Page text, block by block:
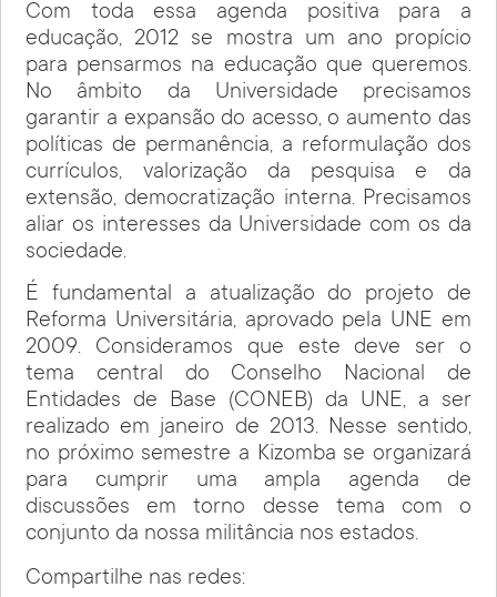
Com toda essa agenda positiva para a
educação, 2012 se mostra um ano propício
para pensarmos na educação que queremos.
No âmbito da Universidade precisamos
garantir a expansão do acesso, o aumento das
políticas de permanência, a reformulação dos
currículos, valorização da pesquisa e da
extensão, democratização interna. Precisamos
aliar os interesses da Universidade com os da
sociedade.
É fundamental a atualização do projeto de
Reforma Universitária, aprovado pela UNE em
2009. Consideramos que este deve ser o
tema central do Conselho Nacional de
Entidades de Base (CONEB) da UNE, a ser
realizado em janeiro de 2013. Nesse sentido,
no próximo semestre a Kizomba se organizará
para cumprir uma ampla agenda de
discussões em torno desse tema com o
conjunto da nossa militância nos estados.
Compartilhe nas redes: